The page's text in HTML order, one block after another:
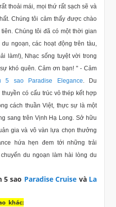
thoải mái, mọi thứ rất sạch sẽ và
Chúng tôi cảm thấy được chào
Chúng tôi đã có một thời gian
ngoạn, các hoạt động trên tàu,
làm!), Nhạc sống tuyệt vời trong
khó quên. Cảm ơn bạn! " - Cảm
5 sao Paradise Elegance . Du
thuyền có cấu trúc vỏ thép kết hợp
cách thuần Việt, thực sự là một
sang trên Vịnh Hạ Long. Sở hữu
gia và vô vàn lựa chọn thưởng
hứa hẹn đem tới những trải
du ngoạn làm hài lòng du
5 sao Paradise Cruise và La
khác: